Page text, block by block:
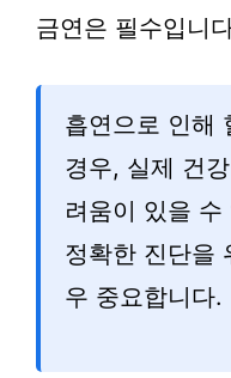
금연은 필수입니
흡연으로 인해
경우, 실제 건
려움이 있을 수
정확한 진단을
우 중요합니다.